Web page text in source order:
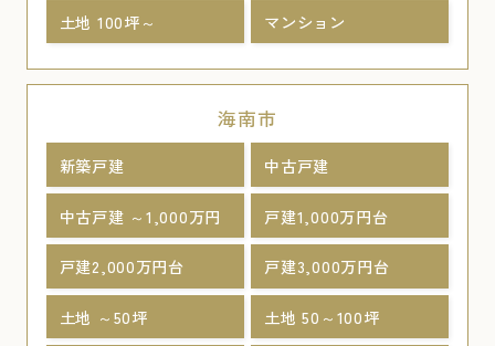
土地 100坪～ マンション
海南市
新築戸建 中古戸建
中古戸建 ～1,000万円 戸建1,000万円台
戸建2,000万円台 戸建3,000万円台
土地 ～50坪 土地 50～100坪